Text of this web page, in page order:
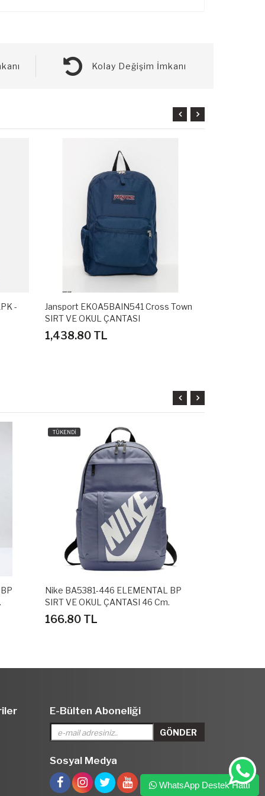
Kolay Değişim İmkanı
-
Jansport EK0A5BAIN541 Cross Town
SIRT VE OKUL ÇANTASI
1,438.80 TL
TÜKENDİ
Nike BA5381-446 ELEMENTAL BP
SIRT VE OKUL ÇANTASI 46 Cm.
Genişlik : 30 Cm
166.80 TL
E-Bülten Aboneliği
Sosyal Medya
WhatsApp Destek Hattı